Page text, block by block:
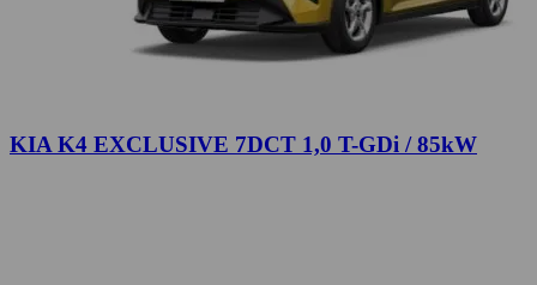
KIA K4 EXCLUSIVE 7DCT 1,0 T-GDi / 85kW